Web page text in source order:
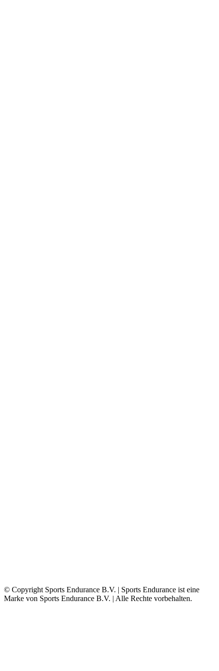
© Copyright Sports Endurance B.V. | Sports Endurance ist eine
Marke von Sports Endurance B.V. | Alle Rechte vorbehalten.